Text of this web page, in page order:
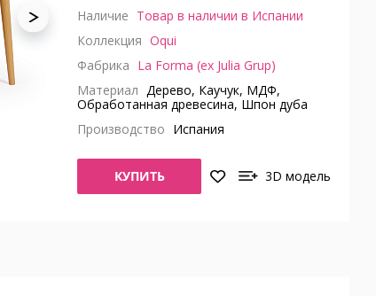
Наличие Товар в наличии в Испании
Коллекция Oqui
Фабрика La Forma (ex Julia Grup)
Материал Дерево, Каучук, МДФ,
Обработанная древесина, Шпон дуба
Производство Испания
КУПИТЬ 3D модель